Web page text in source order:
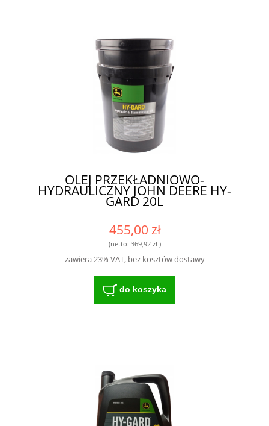
OLEJ PRZEKŁADNIOWO-
HYDRAULICZNY JOHN DEERE HY-
GARD 20L
455,00 zł
(netto: 369,92 zł)
zawiera 23% VAT, bez kosztów dostawy
do koszyka